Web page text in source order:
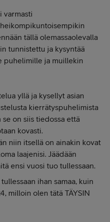
varmasti
tällä olemassaolevalla
tunnistettu ja kysyntää
puhelimille ja muillekin
yllä ja kysellyt asian
kierrätyspuhelimista
on siis tiedossa että
kovasti.
niin itsellä on ainakin kovat
laajenisi. Jäädään
ensi vuosi tuo tullessaan.
ihan samaa, kuin
milloin olen tätä TÄYSIN